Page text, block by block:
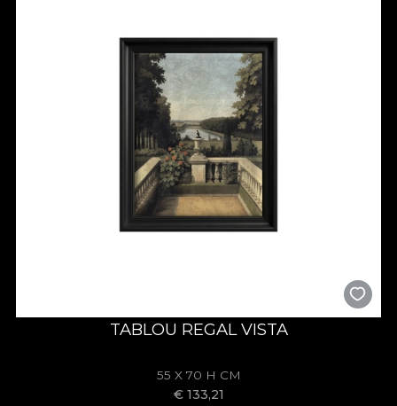
TABLOU REGAL VISTA
55 X 70 H CM
€ 133,21